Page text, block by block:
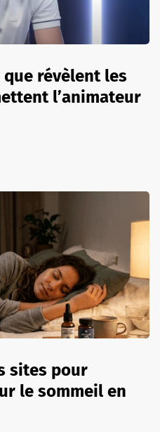
que révèlent les
l’animateur
sites pour
le sommeil en